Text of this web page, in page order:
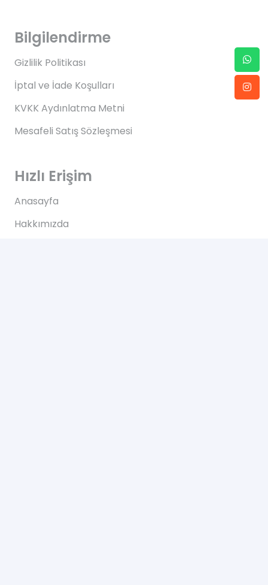
Bilgilendirme
Gizlilik Politikası
İptal ve İade Koşulları
KVKK Aydınlatma Metni
Mesafeli Satış Sözleşmesi
Hızlı Erişim
Anasayfa
Hakkımızda